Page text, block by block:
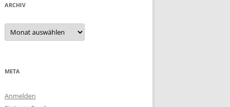
ARCHIV
Archiv
META
Anmelden